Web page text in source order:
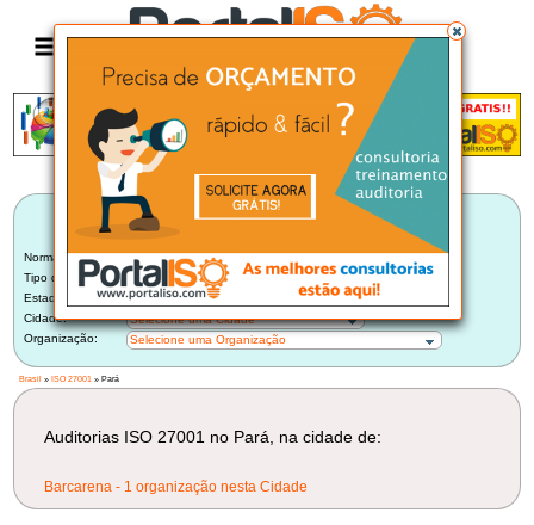
LISTA BRASILEIRA DE AUDITORIAS
Norma:
ISO 27001
Tipo de Auditoria:
Selecione um Tipo
Estado:
Pará (1)
Cidade:
Selecione uma Cidade
Organização:
Selecione uma Organização
Brasil »ISO 27001 » Pará
Auditorias ISO 27001 no Pará, na cidade de:
Barcarena - 1 organização nesta Cidade